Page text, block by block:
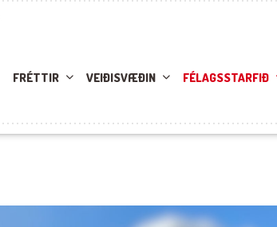
FRÉTTIR VEIÐISVÆÐIN FÉLAGSSTARFIÐ